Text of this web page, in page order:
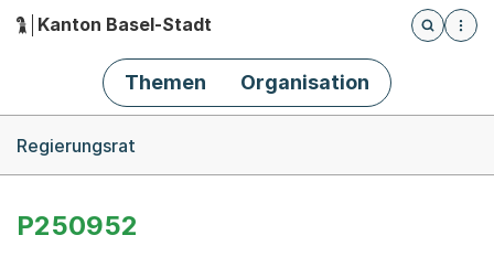
Hauptnavigation
Kanton Basel-Stadt
Öffnet
Themen Organisation
Regierungsrat
P250952